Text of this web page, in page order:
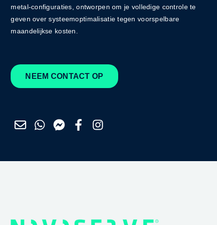
metal-configuraties, ontworpen om je volledige controle te
geven over systeemoptimalisatie tegen voorspelbare
maandelijkse kosten.
NEEM CONTACT OP